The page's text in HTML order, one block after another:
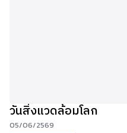
วันสิ่งแวดล้อมโลก
05/06/2569